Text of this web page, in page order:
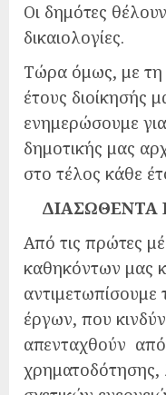
Οι δημότες
δικαιολογίες.
Τώρα όμως, με
έτους διοίκησής
ενημερώσουμε
δημοτικής μας
στο τέλος κάθε
Από τις πρώτες
καθηκόντων μας
έργων, που
απενταχθούν